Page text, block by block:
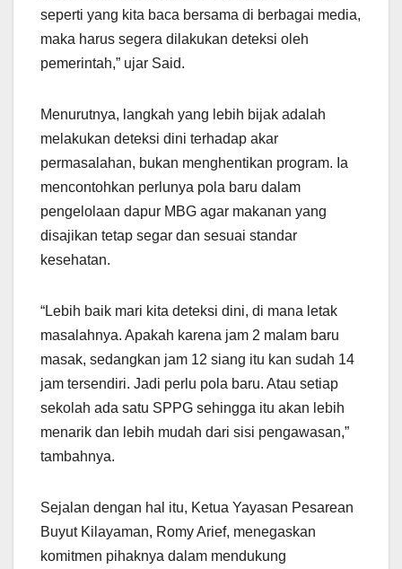
seperti yang kita baca bersama di berbagai media,
maka harus segera dilakukan deteksi oleh
pemerintah,” ujar Said.
Menurutnya, langkah yang lebih bijak adalah
melakukan deteksi dini terhadap akar
permasalahan, bukan menghentikan program. Ia
mencontohkan perlunya pola baru dalam
pengelolaan dapur MBG agar makanan yang
disajikan tetap segar dan sesuai standar
kesehatan.
“Lebih baik mari kita deteksi dini, di mana letak
masalahnya. Apakah karena jam 2 malam baru
masak, sedangkan jam 12 siang itu kan sudah 14
jam tersendiri. Jadi perlu pola baru. Atau setiap
sekolah ada satu SPPG sehingga itu akan lebih
menarik dan lebih mudah dari sisi pengawasan,”
tambahnya.
Sejalan dengan hal itu, Ketua Yayasan Pesarean
Buyut Kilayaman, Romy Arief, menegaskan
komitmen pihaknya dalam mendukung